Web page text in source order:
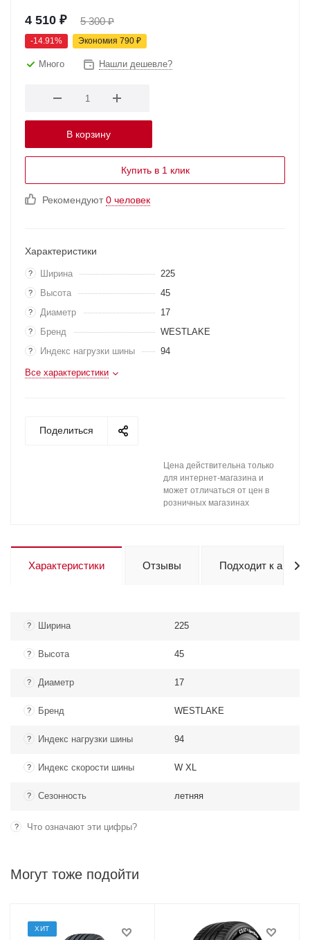
4 510 ₽ 5 300₽
-14.91% Экономия 790 ₽
Много Нашли дешевле?
В корзину
Купить в 1 клик
Рекомендуют0 человек
Характеристики
? Ширина 225
? Высота 45
? Диаметр 17
? Бренд WESTLAKE
? Индекс нагрузки шины 94
Все характеристики
Поделиться
Цена действительна только
для интернет-магазина и
может отличаться от цен в
розничных магазинах
Характеристики Отзывы Подходит к авто
? Ширина 225
? Высота 45
? Диаметр 17
? Бренд WESTLAKE
? Индекс нагрузки шины 94
? Индекс скорости шины W XL
? Сезонность летняя
? Что означают эти цифры?
Могут тоже подойти
ХИТ